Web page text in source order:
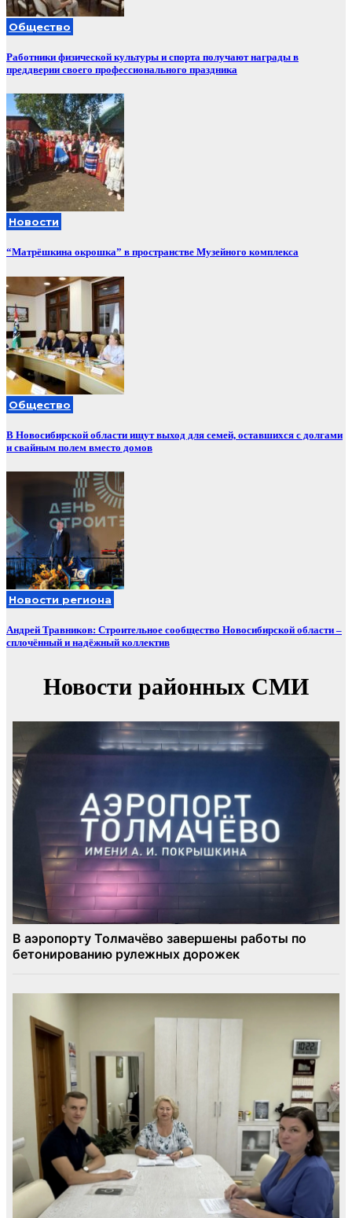
Общество
Работники физической культуры и спорта получают награды в
преддверии своего профессионального праздника
Новости
“Матрёшкина окрошка” в пространстве Музейного комплекса
Общество
В Новосибирской области ищут выход для семей, оставшихся с долгами
и свайным полем вместо домов
Новости региона
Андрей Травников: Строительное сообщество Новосибирской области –
сплочённый и надёжный коллектив